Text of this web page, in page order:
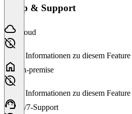
Setup & Support
Cloud
Keine Informationen zu diesem Feature
On-premise
Keine Informationen zu diesem Feature
24/7-Support